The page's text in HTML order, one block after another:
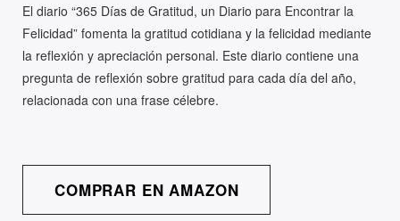
El diario “365 Días de Gratitud, un Diario para Encontrar la
Felicidad” fomenta la gratitud cotidiana y la felicidad mediante
la reflexión y apreciación personal. Este diario contiene una
pregunta de reflexión sobre gratitud para cada día del año,
relacionada con una frase célebre.
COMPRAR EN AMAZON